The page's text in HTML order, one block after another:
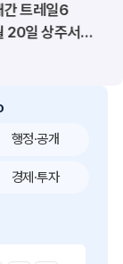
계
간 트레일6
20일 상주서
행정·공개
경제·투자